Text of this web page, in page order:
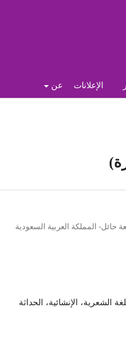
الإعلانات عن
حائل- المملكة العربية السعودية
الشعرية، الإنشائية، الحداثة